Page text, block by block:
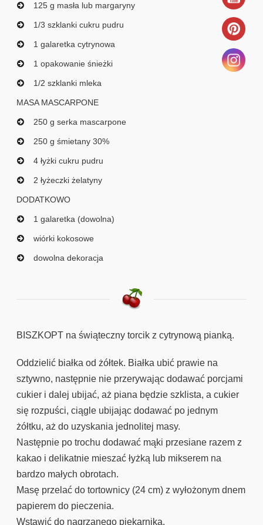
125 g masła lub margaryny
1/3 szklanki cukru pudru
1 galaretka cytrynowa
1 opakowanie śnieżki
1/2 szklanki mleka
MASA MASCARPONE
250 g serka mascarpone
250 g śmietany 30%
4 łyżki cukru pudru
2 łyżeczki żelatyny
DODATKOWO
1 galaretka (dowolna)
wiórki kokosowe
dowolna dekoracja
BISZKOPT na świąteczny torcik z cytrynową pianką.
Oddzielić białka od żółtek. Białka ubić prawie na
sztywno, następnie nie przerywając dodawać porcjami
cukier i dalej ubijać, aż piana będzie szklista, a cukier
się rozpuści, ciągle ubijając dodawać po jednym
żółtku, aż do uzyskania jednolitej masy.
Następnie po trochu dodawać mąki przesiane razem z
kakao i delikatnie mieszać łyżką lub mikserem na
bardzo małych obrotach.
Masę przelać do tortownicy (24 cm) z wyłożonym dnem
papierem do pieczenia.
Wstawić do nagrzanego piekarnika.